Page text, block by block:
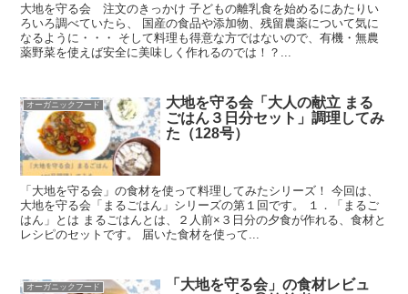
大地を守る会 注文のきっかけ 子どもの離乳食を始めるにあたりい
ろいろ調べていたら、 国産の食品や添加物、残留農薬について気に
なるように・・・ そして料理も得意な方ではないので、有機・無農
薬野菜を使えば安全に美味しく作れるのでは！？...
オーガニックフード
大地を守る会「大人の献立 まる
ごはん３日分セット」調理してみ
た（128号）
「大地を守る会」の食材を使って料理してみたシリーズ！ 今回は、
大地を守る会「まるごはん」シリーズの第１回です。 １．「まるご
はん」とは まるごはんとは、２人前×３日分の夕食が作れる、食材と
レシピのセットです。 届いた食材を使って...
オーガニックフード
「大地を守る会」の食材レビュ